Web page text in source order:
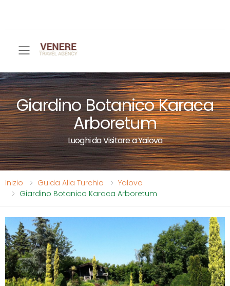
Toggle mobile menu
Giardino Botanico Karaca
Arboretum
Luoghi da Visitare a Yalova
Inizio Guida Alla Turchia
Yalova
Giardino Botanico Karaca Arboretum